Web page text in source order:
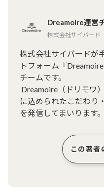
Dreamoire運営
株式会社サイバード
株式会社サイバードが
トフォーム『
チームです。
に込められたこだわり
を発信してまいります。
この著者